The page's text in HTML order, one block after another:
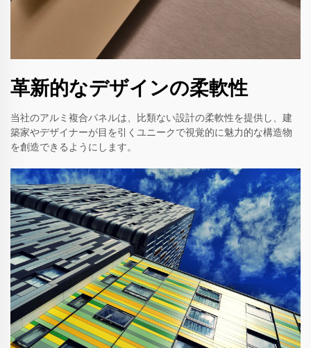
革新的なデザインの柔軟性
当社のアルミ複合パネルは、比類ない設計の柔軟性を提供し、建
築家やデザイナーが目を引くユニークで視覚的に魅力的な構造物
を創造できるようにします。